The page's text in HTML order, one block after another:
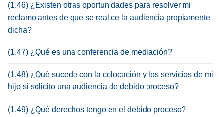
(1.46) ¿Existen otras oportunidades para resolver mi
reclamo antes de que se realice la audiencia propiamente
dicha?
(1.47) ¿Qué es una conferencia de mediación?
(1.48) ¿Qué sucede con la colocación y los servicios de mi
hijo si solicito una audiencia de debido proceso?
(1.49) ¿Qué derechos tengo en el debido proceso?